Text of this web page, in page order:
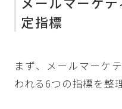
定指標
まず、メールマーケ
われる6つの指標を整